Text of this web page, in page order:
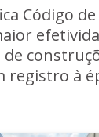
Código
registro à